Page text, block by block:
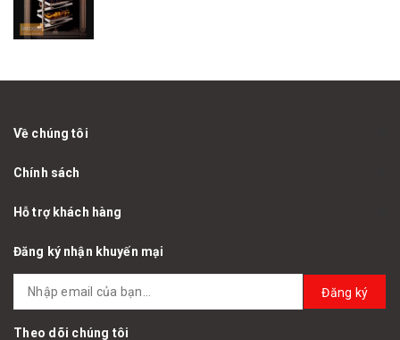
Về chúng tôi
Chính sách
Hỗ trợ khách hàng
Đăng ký nhận khuyến mại
Đăng ký
Theo dõi chúng tôi